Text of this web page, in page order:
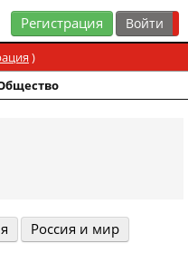
Регистрация
)
Россия и мир